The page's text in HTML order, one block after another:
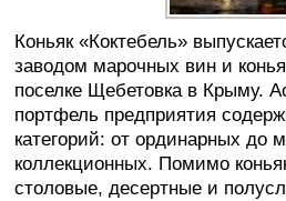
Коньяк «Коктебель»
заводом марочных вин и
поселке Щебетовка в Крыму.
портфель предприятия
категорий: от ординарных до
коллекционных. Помимо
столовые, десертные и